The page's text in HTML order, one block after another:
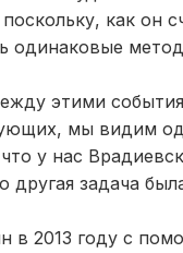
как он
одинаковые
этими
мы видим
у нас
другая задача
в 2013 году с